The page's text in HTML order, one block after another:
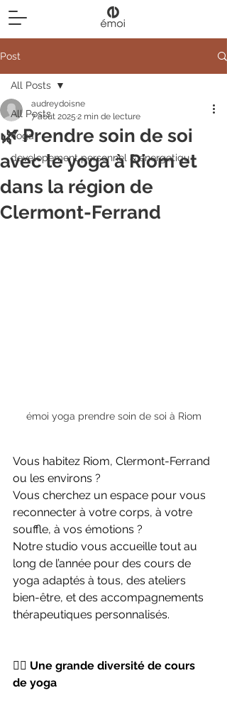
Post
All Posts
Yoga
developement personnel & energetiqu
All Posts
🌿 Prendre soin de soi
avec le yoga à Riom et
dans la région de
Clermont-Ferrand
audreydoisne
7 août 2025 2 min de lecture
émoi yoga prendre soin de soi à Riom
Vous habitez Riom, Clermont-Ferrand
ou les environs ?
Vous cherchez un espace pour vous
reconnecter à votre corps, à votre
souffle, à vos émotions ?
Notre studio vous accueille tout au
long de l’année pour des cours de
yoga adaptés à tous, des ateliers
bien-être, et des accompagnements
thérapeutiques personnalisés.
🧘‍♀️ Une grande diversité de cours
de yoga